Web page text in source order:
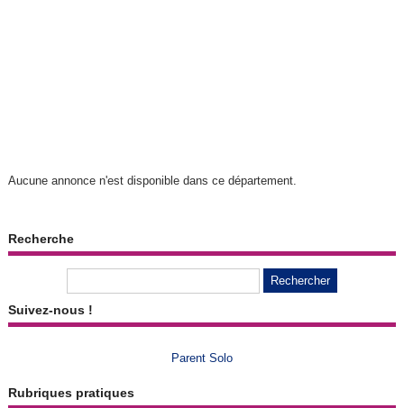
Aucune annonce n'est disponible dans ce département.
Recherche
Suivez-nous !
Parent Solo
Rubriques pratiques